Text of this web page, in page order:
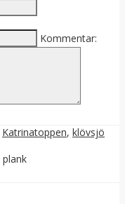
Kommentar:
Katrinatoppen, klövsjö
plank